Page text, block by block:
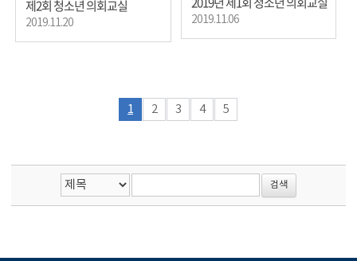
제2회 청소년 의회교실
2019.11.20 2019.11.06
1 2 3 4 5